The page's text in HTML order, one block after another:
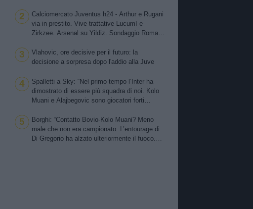
2
Calciomercato Juventus h24 - Arthur e Rugani
via in prestito. Vive trattative Lucumì e
Zirkzee. Arsenal su Yildiz. Sondaggio Roma
Zhegrova non vuole partire. Sorloth sul
mercato. Vlahovic, nuova pretendente
3
Vlahovic, ore decisive per il futuro: la
decisione a sorpresa dopo l'addio alla Juve
4
Spalletti a Sky: “Nel primo tempo l’Inter ha
dimostrato di essere più squadra di noi. Kolo
Muani e Alajbegovic sono giocatori forti
5
Borghi: “Contatto Bovio-Kolo Muani? Meno
male che non era campionato. L’entourage di
Di Gregorio ha alzato ulteriormente il fuoco.